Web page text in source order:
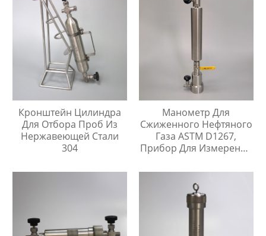
Кронштейн Цилиндра
Для Отбора Проб Из
Нержавеющей Стали
304
Манометр Для
Сжиженного Нефтяного
Газа ASTM D1267,
Прибор Для Измерения